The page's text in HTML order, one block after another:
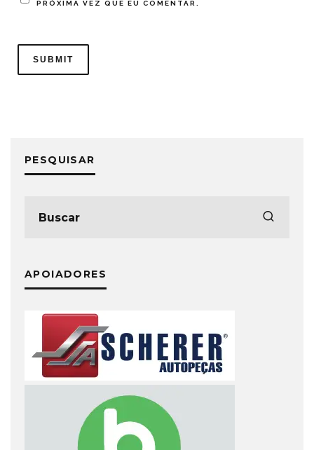
PRÓXIMA VEZ QUE EU COMENTAR.
PESQUISAR
APOIADORES